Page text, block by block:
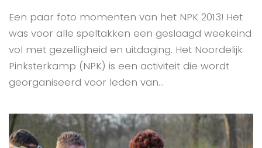
Een paar foto momenten van het NPK 2013! Het
was voor alle speltakken een geslaagd weekeind
vol met gezelligheid en uitdaging. Het Noordelijk
Pinksterkamp (NPK) is een activiteit die wordt
georganiseerd voor leden van...